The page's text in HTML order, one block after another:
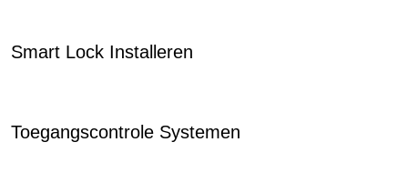
Smart Lock Installeren
Toegangscontrole Systemen